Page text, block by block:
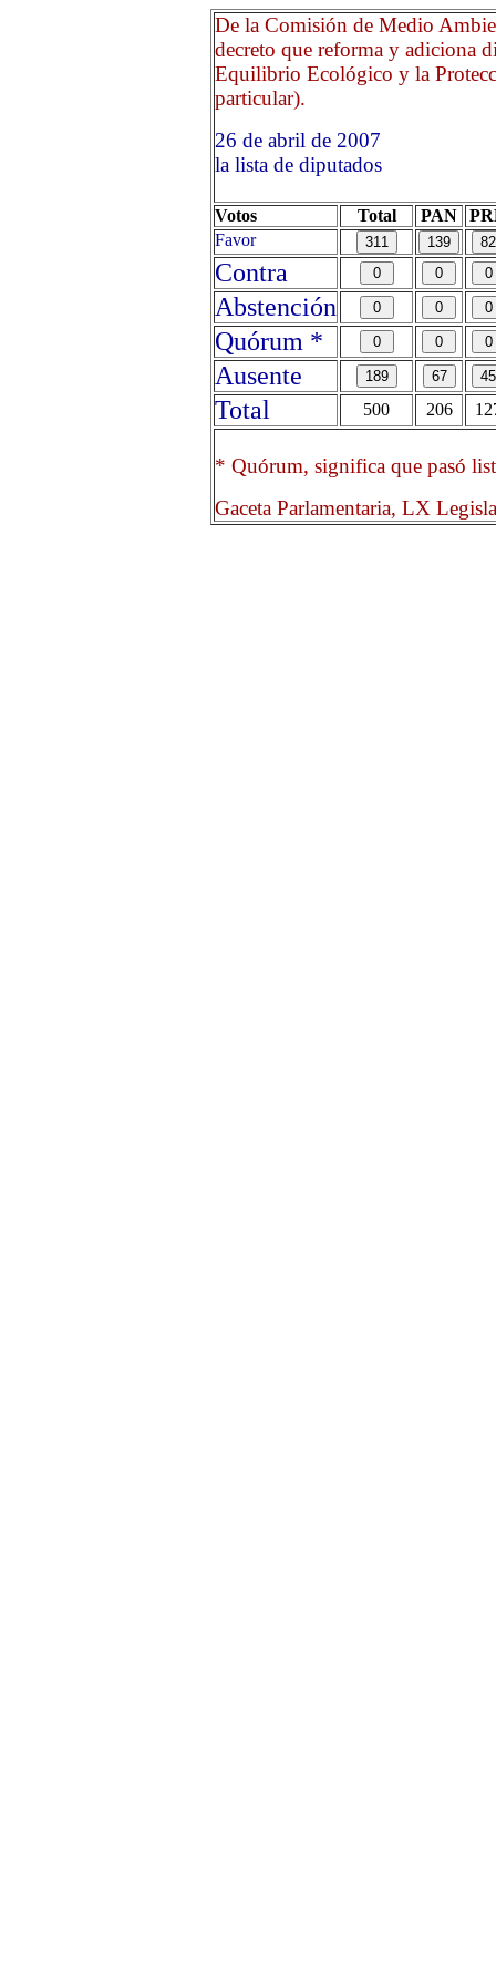
De la Comisión de Medio
decreto que reforma y adiciona
Equilibrio Ecológico y la
particular).
26 de abril de 2007
la lista de diputados
Votos Total PAN
Favor
Contra
Abstención
Quórum *
Ausente
Total
500 206
* Quórum, significa que pasó
Gaceta Parlamentaria, LX